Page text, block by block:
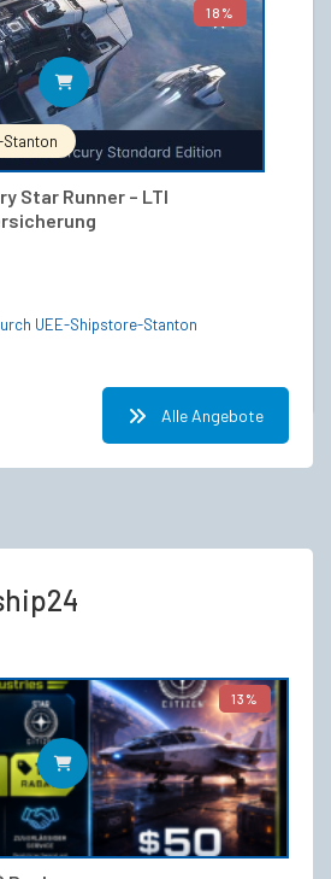
18%
Star Runner – LTI
IN DEN WARENKORB
UEE-Shipstore-Stanton
Alle Angebote
13%
IN DEN WARENKORB